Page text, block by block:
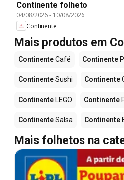
Continente folheto
04/08/2026- 10/08/2026
Continente
Mais produtos em
ContinenteCafé Continente
ContinenteSushi Continente
Continente LEGO Continente
ContinenteSalsa Continente
Mais folhetos na